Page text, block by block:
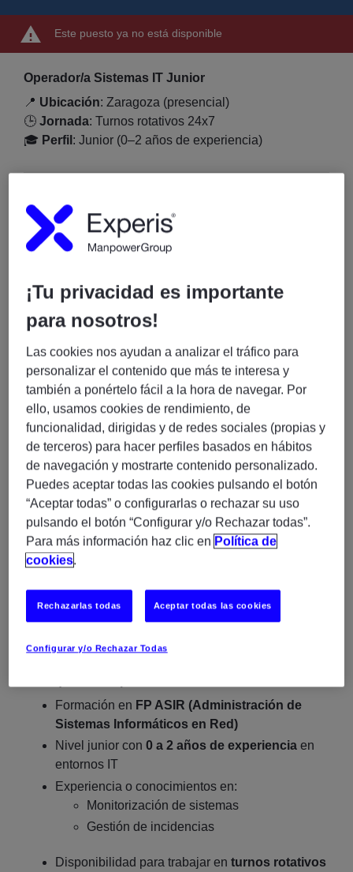
Este puesto ya no está disponible
Operador/a Sistemas IT Junior
📍 Ubicación: Zaragoza (presencial)
🕒 Jornada: Turnos rotativos 24x7
🎓 Perfil : Junior (0–2 años de experiencia)
Buscamos un/aOperador/a de Sistemas IT
incorporarse a un equipo de soporte técnico en un
entorno crítico que combina tecnologías
La persona seleccionada participará en tareas de
monitorización continua, gestión de incidencias y
soporte operativo, trabajando en turnos rotativos
dentro de un servicio 24x7.
🎯Funciones principales
Monitorización 24x7 de sistemas mediante
consolas de servicio (entornosmainframe y
open)
Gestión y resolución de incidencias siguiendo
procedimientos establecidos
Escalado de incidencias cuando sea necesario
Ejecución de tareas operativas y seguimiento de
alertas
Garantizar la continuidad del servicio y correcta
Formación en FP ASIR (Administración de
Sistemas Informáticos en Red)
Nivel junior con 0 a 2 años de experiencia en
entornos IT
Experiencia o conocimientos en:
Monitorización de sistemas
Gestión de incidencias
Disponibilidad para trabajar en turnos rotativos
¡Tu privacidad es importante
para nosotros!
Las cookies nos ayudan a analizar el tráfico para
personalizar el contenido que más te interesa y
también a ponértelo fácil a la hora de navegar. Por
ello, usamos cookies de rendimiento, de
funcionalidad, dirigidas y de redes sociales (propias y
de terceros) para hacer perfiles basados en hábitos
de navegación y mostrarte contenido personalizado.
Puedes aceptar todas las cookies pulsando el botón
“Aceptar todas” o configurarlas o rechazar su uso
pulsando el botón “Configurar y/o Rechazar todas”.
Para más información haz clic en Política de
cookies.
Configurar y/o Rechazar Todas
Rechazarlas todas Aceptar todas las cookies